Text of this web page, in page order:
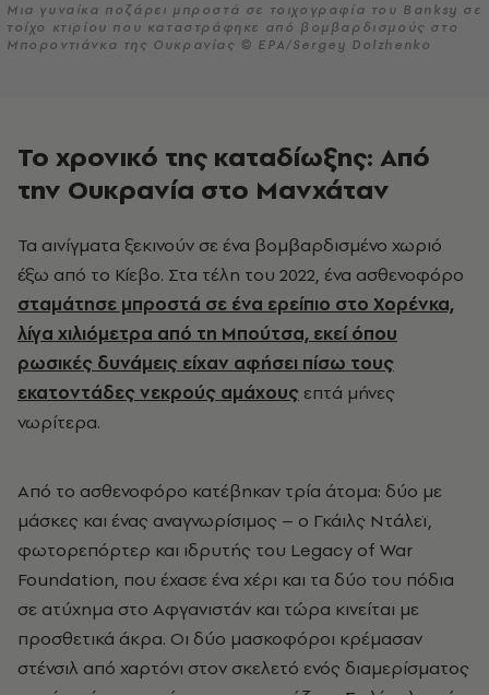
Μια γυναίκα ποζάρει μπροστά σε τοιχογραφία του Banksy σε
τοίχο κτιρίου που καταστράφηκε από βομβαρδισμούς στο
Μποροντιάνκα της Ουκρανίας © EPA/Sergey Dolzhenko
Το χρονικό της καταδίωξης: Από
την Ουκρανία στο Μανχάταν
Τα αινίγματα ξεκινούν σε ένα βομβαρδισμένο χωριό
έξω από το Κίεβο. Στα τέλη του 2022, ένα ασθενοφόρο
σταμάτησε μπροστά σε ένα ερείπιο στο Χορένκα,
λίγα χιλιόμετρα από τη Μπούτσα, εκεί όπου
ρωσικές δυνάμεις είχαν αφήσει πίσω τους
εκατοντάδες νεκρούς αμάχους επτά μήνες
νωρίτερα.
Από το ασθενοφόρο κατέβηκαν τρία άτομα: δύο με
μάσκες και ένας αναγνωρίσιμος – ο Γκάιλς Ντάλεϊ,
φωτορεπόρτερ και ιδρυτής του Legacy of War
Foundation, που έχασε ένα χέρι και τα δύο του πόδια
σε ατύχημα στο Αφγανιστάν και τώρα κινείται με
προσθετικά άκρα. Οι δύο μασκοφόροι κρέμασαν
στένσιλ από χαρτόνι στον σκελετό ενός διαμερίσματος